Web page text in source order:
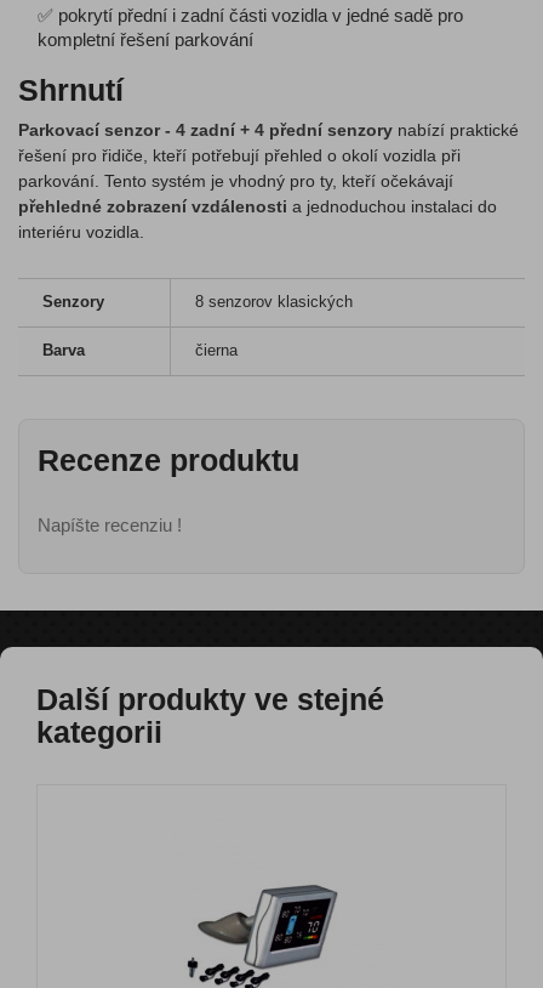
✅ pokrytí přední i zadní části vozidla v jedné sadě pro
kompletní řešení parkování
Shrnutí
Parkovací senzor - 4 zadní + 4 přední senzory nabízí praktické
řešení pro řidiče, kteří potřebují přehled o okolí vozidla při
parkování. Tento systém je vhodný pro ty, kteří očekávají
přehledné zobrazení vzdálenosti a jednoduchou instalaci do
interiéru vozidla.
Senzory 8 senzorov klasických
Barva čierna
Recenze produktu
Napíšte recenziu !
Další produkty ve stejné
kategorii